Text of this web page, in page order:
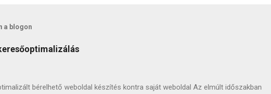
a blogon
bérelhető weboldal készítés kontra saját weboldal Az elmúlt időszakban